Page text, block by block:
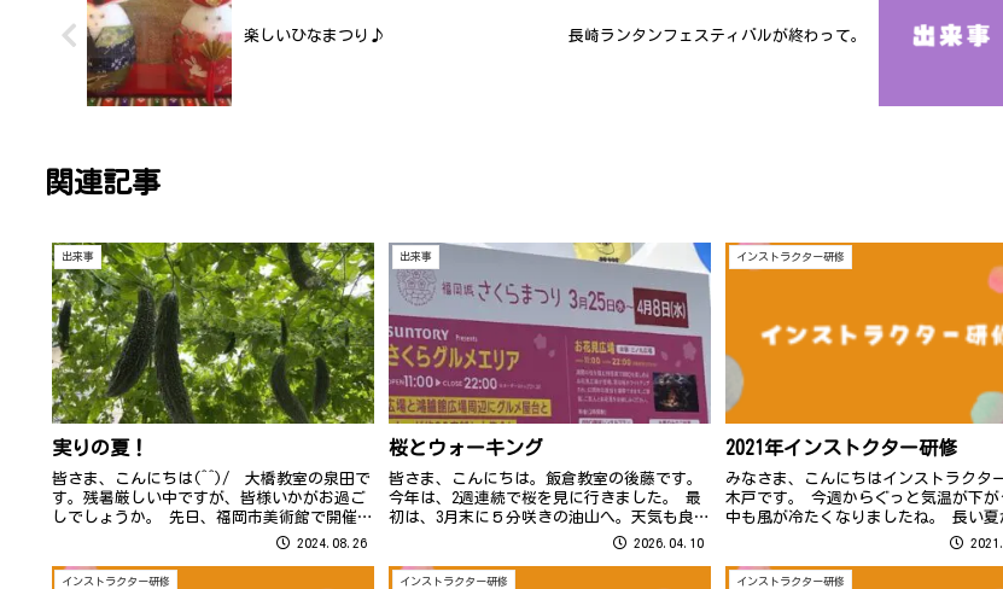
楽しいひなまつり♪ 長崎ランタンフェスティバルが終わって。
関連記事
出来事
実りの夏！
皆さま、こんにちは(^^)/ 大橋教室の泉田で
す。残暑厳しい中ですが、皆様いかがお過ご
しでしょうか。 先日、福岡市美術館で開催さ
れていた”アート書道でうちわを作ろう”と
と筆で好きな文字を書いてオリジ...
2024.08.26
出来事
桜とウォーキング
皆さま、こんにちは。飯倉教室の後藤です。
今年は、2週連続で桜を見に行きました。 最
初は、3月末に５分咲きの油山へ。天気も良
く、ウォーキング日和でした。私はスマホだ
持った方もたくさんいて、自然の中の桜...
2026.04.10
インストラクター研修
2021年インストクター研修
みなさま、こんにちはインストラクタ
木戸です。 今週からぐっと気温が下が
中も風が冷たくなりましたね。 長い夏
ってやっと秋が来たと思いきや、一瞬
ザが流行る季節ですので、コロナにイ
インストラクター研修 インストラクター研修 インストラクター研修